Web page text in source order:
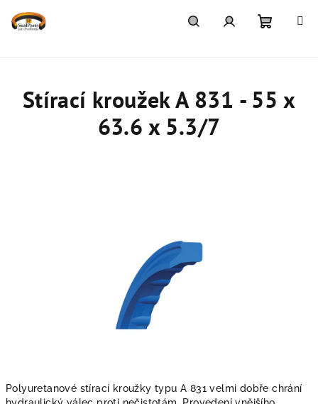
Polyuretanové stírací kroužky typu A 831 velmi dobře chrání
Stírací kroužek A 831 - 55 x
63.6 x 5.3/7